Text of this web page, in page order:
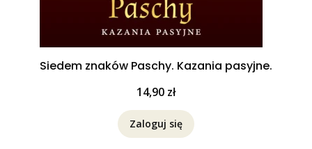
Siedem znaków Paschy. Kazania pasyjne.
Cena
14,90 zł
Zaloguj się